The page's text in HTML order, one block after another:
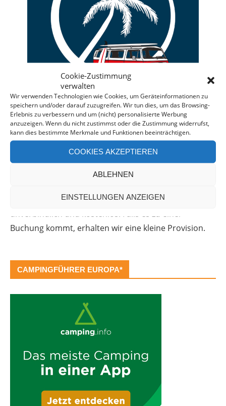
Cookie-Zustimmung
verwalten
Wir verwenden Technologien wie Cookies, um Geräteinformationen zu
speichern und/oder darauf zuzugreifen. Wir tun dies, um das Browsing-
Erlebnis zu verbessern und um (nicht) personalisierte Werbung
anzuzeigen. Wenn du nicht zustimmst oder die Zustimmung widerrufst,
kann dies bestimmte Merkmale und Funktionen beeinträchtigen.
COOKIES AKZEPTIEREN
ABLEHNEN
EINSTELLUNGEN ANZEIGEN
Deine individuelle Beratung bei der Campermiete
in Deutschland und Europa.
Bei einer Anfrage über diesen Banner erhältst Du
Offenlegung: Die Anfrage bei der Camper Oase ist
unverbindlich und kostenlos. Falls es zu einer
Buchung kommt, erhalten wir eine kleine Provision.
CAMPINGFÜHRER EUROPA*